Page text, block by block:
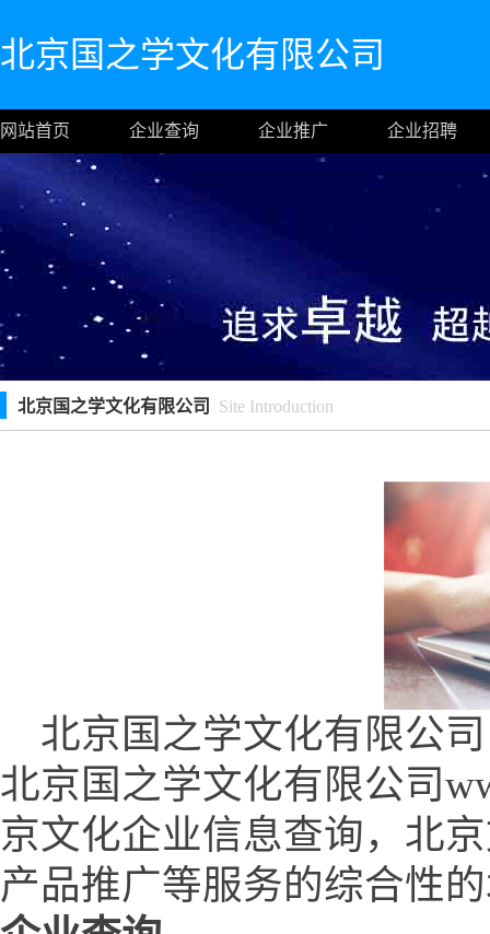
北京国之学文化有限公司
网站首页 企业查询 企业推广 企业招聘
北京国之学文化有限公司 Site Introduction
北京国之学文化有限公司
北京国之学文化有限公司
京文化企业信息查询，北
产品推广等服务的综合性